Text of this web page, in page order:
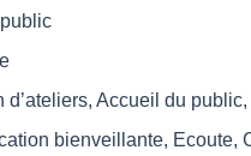
d’ateliers, Accueil du
bienveillante, Ecoute,